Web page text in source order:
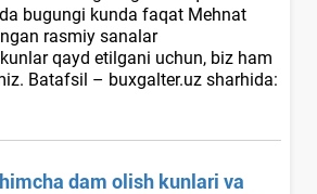
bugungi kunda faqat Mehnat
rasmiy sanalar
qayd etilgani uchun, biz ham
Batafsil – buxgalter.uz sharhida:
dam olish kunlari va